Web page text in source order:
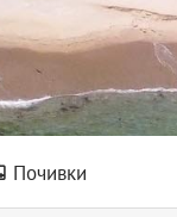
Почивки